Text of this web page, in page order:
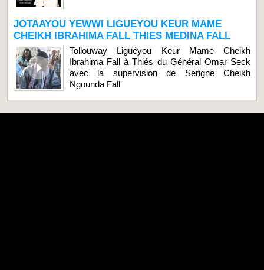
JOTAAYOU YEWWI LIGUEYOU KEUR MAME
CHEIKH IBRAHIMA FALL THIES MEDINA FALL
Tollouway Liguéyou Keur Mame Cheikh
Ibrahima Fall à Thiés du Général Omar Seck
avec la supervision de Serigne Cheikh
Ngounda Fall